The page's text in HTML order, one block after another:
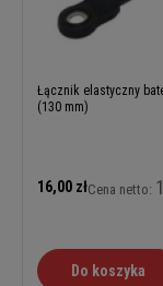
Łącznik elastyczny
(130 mm)
16,00 złCena netto:
Do koszyka